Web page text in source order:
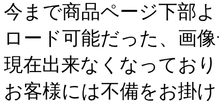
今まで商品ページ下部
ロード可能だった、画
現在出来なくなってお
お客様には不備をお掛